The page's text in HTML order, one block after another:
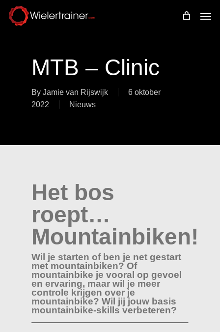
Skip
MTB – Clinic
By Jamie van Rijswijk
6 oktober
2022
Nieuws
Het bos
roept…
Mountainbiken!
Wil je starten of ben je net gestart
met mountainbiken? Of
mountainbike je vooral op gevoel
en ervaring, maar wil je meer
controle krijgen over je
mountainbike? Wil jij jouw basis
mountainbike-skills verbeteren?